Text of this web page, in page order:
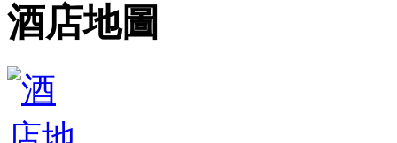
酒店地圖